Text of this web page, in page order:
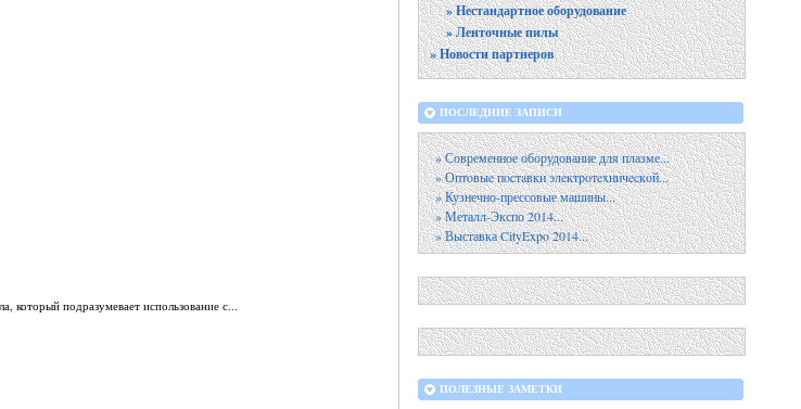
который подразумевает использование с...
» Нестандартное оборудование
» Ленточные пилы
» Новости партнеров
ПОСЛЕДНИЕ ЗАПИСИ
» Современное оборудование для плазме...
» Оптoвыe пocтaвки элeктpoтexничecкoй...
» Кузнечно-прессовые машины...
» Металл-Экспо 2014...
» Выставка CityExpo 2014...
ПОЛЕЗНЫЕ ЗАМЕТКИ